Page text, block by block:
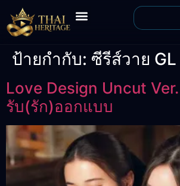
ป้ายกำกับ: ซีรีส์วาย GL
Love Design Uncut
รับ(รัก)ออกแบบ